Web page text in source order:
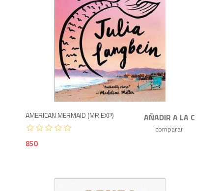
AMERICAN MERMAID (MR EXP)
850